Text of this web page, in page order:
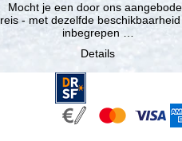
Mocht je een door ons
reis - met dezelfde
inbegrepen …
Details